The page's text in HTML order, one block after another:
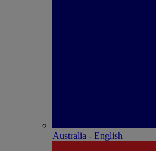
Australia - English